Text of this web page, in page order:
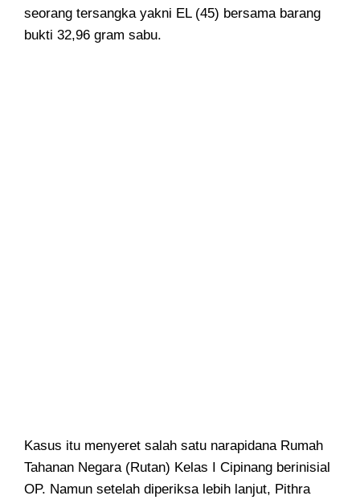
seorang tersangka yakni EL (45) bersama barang
bukti 32,96 gram sabu.
Kasus itu menyeret salah satu narapidana Rumah
Tahanan Negara (Rutan) Kelas I Cipinang berinisial
OP. Namun setelah diperiksa lebih lanjut, Pithra